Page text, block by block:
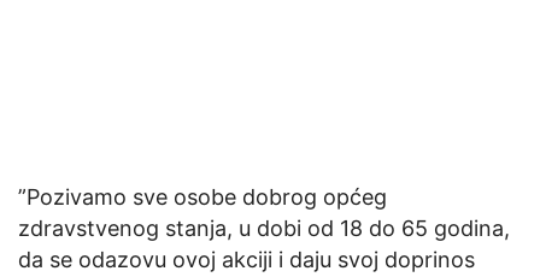
”Pozivamo sve osobe dobrog općeg
zdravstvenog stanja, u dobi od 18 do 65 godina,
da se odazovu ovoj akciji i daju svoj doprinos